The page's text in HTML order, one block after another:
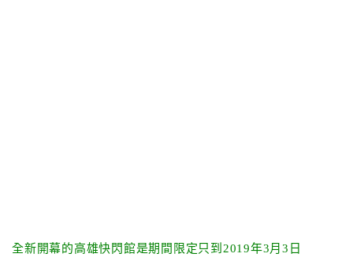
全新開幕的高雄快閃館是期間限定只到2019年3月3日